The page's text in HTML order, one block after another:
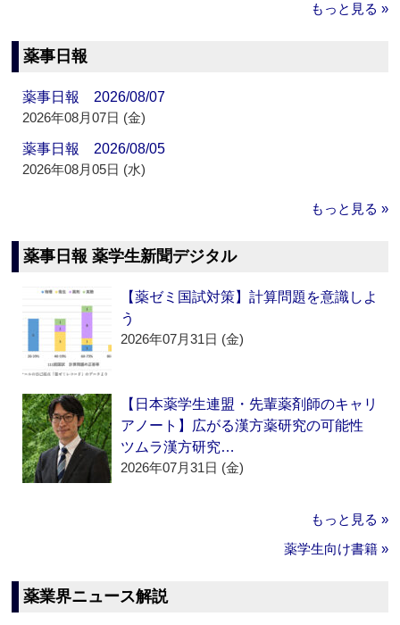
もっと見る »
薬事日報
薬事日報 2026/08/07
2026年08月07日 (金)
薬事日報 2026/08/05
2026年08月05日 (水)
もっと見る »
薬事日報 薬学生新聞デジタル
【薬ゼミ国試対策】計算問題を意識しよ
う
2026年07月31日 (金)
【日本薬学生連盟・先輩薬剤師のキャリ
アノート】広がる漢方薬研究の可能性
ツムラ漢方研究…
2026年07月31日 (金)
もっと見る »
薬学生向け書籍 »
薬業界ニュース解説